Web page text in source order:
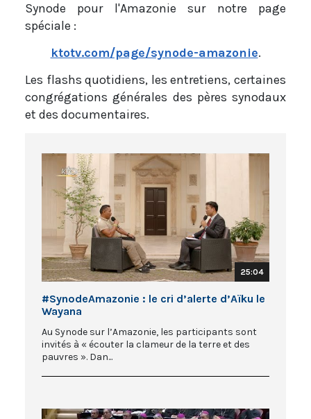
Synode pour l'Amazonie sur notre page
spéciale :
ktotv.com/page/synode-amazonie.
Les flashs quotidiens, les entretiens, certaines
congrégations générales des pères synodaux
et des documentaires.
25:04
#SynodeAmazonie : le cri d’alerte d’Aïku le
Wayana
Au Synode sur l’Amazonie, les participants sont
invités à « écouter la clameur de la terre et des
pauvres ». Dan...